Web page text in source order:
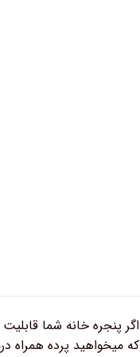
اگر پنجره خانه شما
که میخواهید پرده همراه